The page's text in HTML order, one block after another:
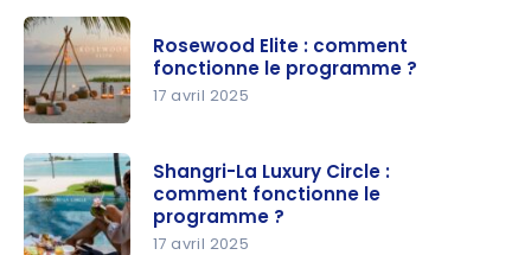
HERA :
profitez
d’offres
exclusives
dans les
hôtels
Accor
Elite :
comment
fonctionne
Rosewood Elite : comment
fonctionne le programme ?
17 avril 2025
Shangri-La Luxury Circle :
comment fonctionne le
programme ?
17 avril 2025